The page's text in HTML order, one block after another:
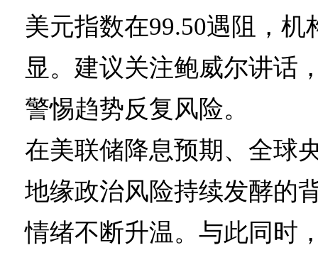
美元指数在99.50遇阻，机
显。建议关注鲍威尔讲话
警惕趋势反复风险。
在美联储降息预期、全球
地缘政治风险持续发酵的
情绪不断升温。与此同时